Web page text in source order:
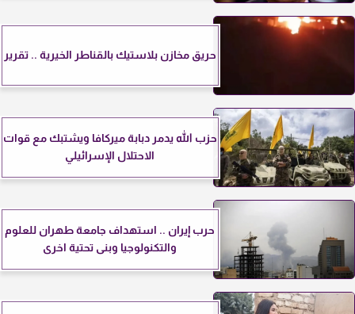
حريق مخازن بلاستيك بالقناطر الخيرية .. تقرير
حزب الله يدمر دبابة ميركافا ويشتبك مع قوات
الاحتلال الإسرائيلي
حرب إيران .. استهداف جامعة طهران للعلوم
والتكنولوجيا وبنى تحتية اخرى